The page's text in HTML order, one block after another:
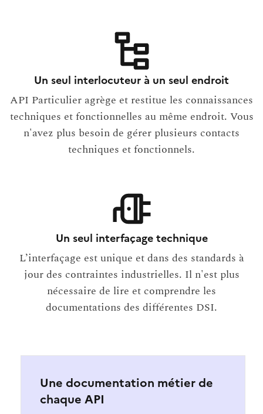
Un seul interlocuteur à un seul endroit
API Particulier agrège et restitue les connaissances
techniques et fonctionnelles au même endroit. Vous
n'avez plus besoin de gérer plusieurs contacts
techniques et fonctionnels.
Un seul interfaçage technique
L’interfaçage est unique et dans des standards à
jour des contraintes industrielles. Il n'est plus
nécessaire de lire et comprendre les
documentations des différentes DSI.
Une documentation métier de
chaque API